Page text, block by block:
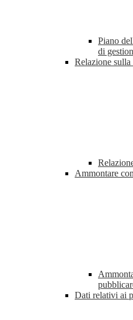
Piano
di
Relazione sulla
Ammontare
Dati relativi ai